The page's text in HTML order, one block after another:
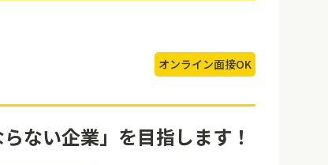
オンライン面接OK
ない企業」を目指します！